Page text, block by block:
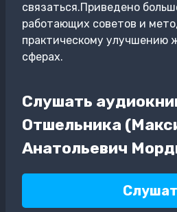
связаться.Приведено
работающих советов и
практическому улучшению
сферах.
Слушать
Отшельника
Анатольевич